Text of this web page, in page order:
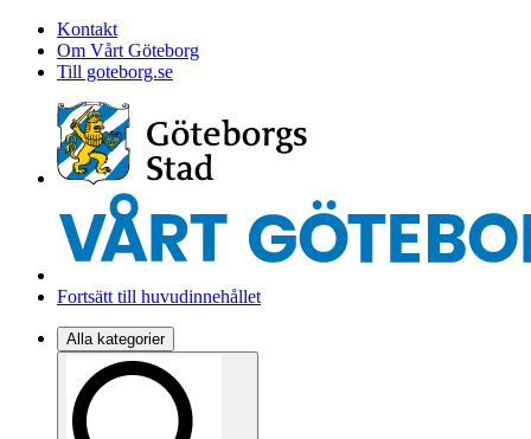
Kontakt
Om Vårt Göteborg
Till goteborg.se
Fortsätt till huvudinnehållet
Alla kategorier